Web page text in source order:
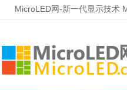
MicroLED网-新一代显示技术